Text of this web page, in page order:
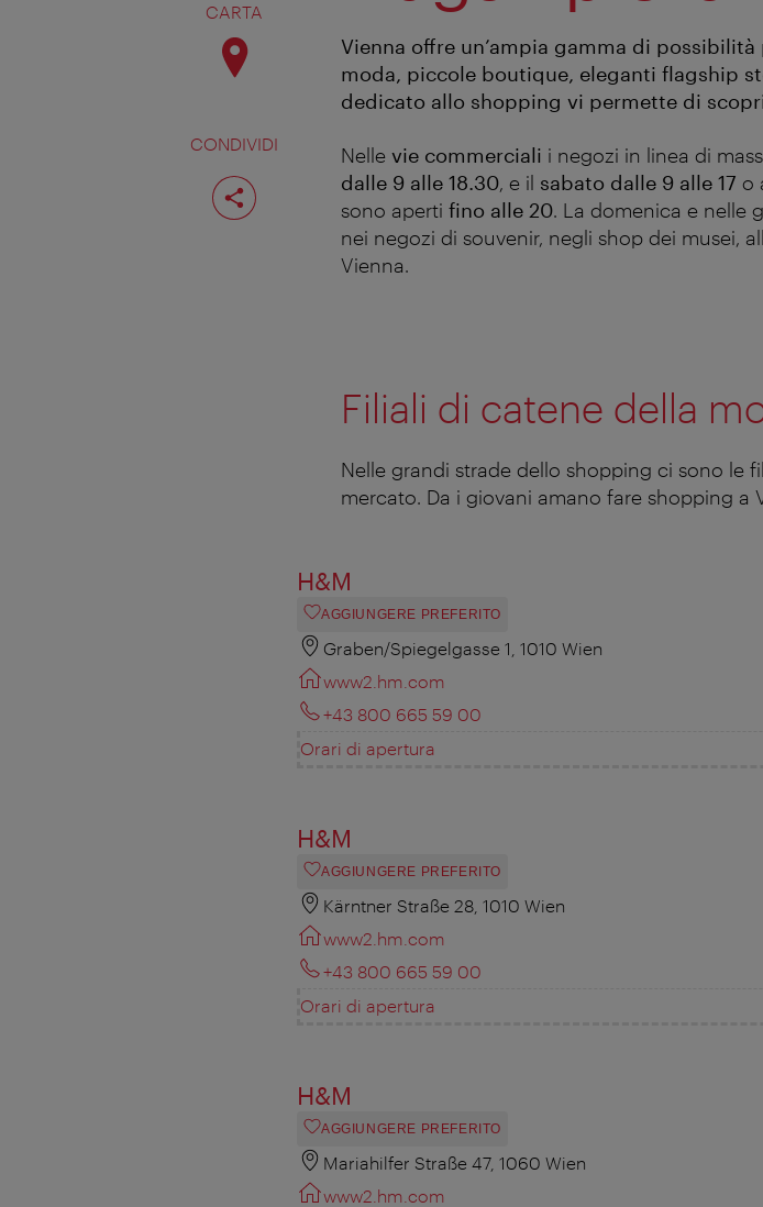
CARTA
CONDIVIDI
Condividi
pagina
Vienna offre un’ampia gamma di
moda, piccole boutique, eleganti flagship
dedicato allo shopping vi permette di
Nelle vie commerciali i negozi in linea di
dalle 9 alle 18.30, e il sabato dalle 9 alle 17 o
sono aperti fino alle 20. La domenica e nelle
nei negozi di souvenir, negli shop dei musei,
Vienna.
Filiali di catene della
Nelle grandi strade dello shopping ci sono le
mercato. Da i giovani amano fare shopping a
H&M
AGGIUNGERE PREFERITO
Graben/Spiegelgasse 1, 1010 Wien
www2.hm.com
+43 800 665 59 00
Orari di apertura
H&M
AGGIUNGERE PREFERITO
Kärntner Straße 28, 1010 Wien
www2.hm.com
+43 800 665 59 00
Orari di apertura
H&M
AGGIUNGERE PREFERITO
Mariahilfer Straße 47, 1060 Wien
www2.hm.com